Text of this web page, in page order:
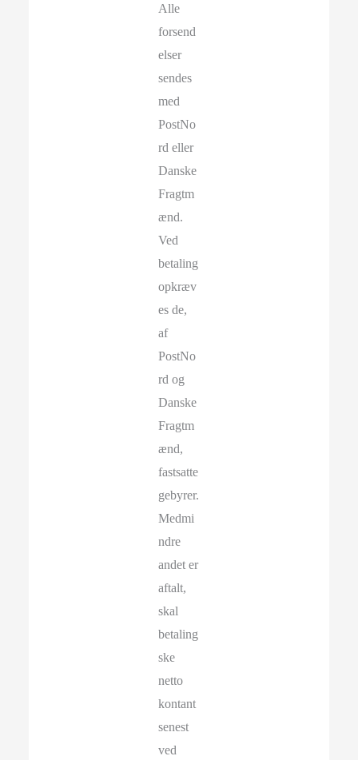
Alle
forsend
elser
sendes
med
PostNo
rd eller
Danske
Fragtm
ænd.
Ved
betaling
opkræv
es de,
af
PostNo
rd og
Danske
Fragtm
ænd,
fastsatte
gebyrer.
Medmi
ndre
andet er
aftalt,
skal
betaling
ske
netto
kontant
senest
ved